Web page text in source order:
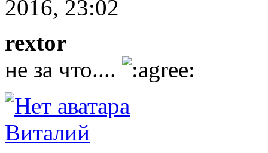
2016, 23:02
rextor
не за что....
Виталий